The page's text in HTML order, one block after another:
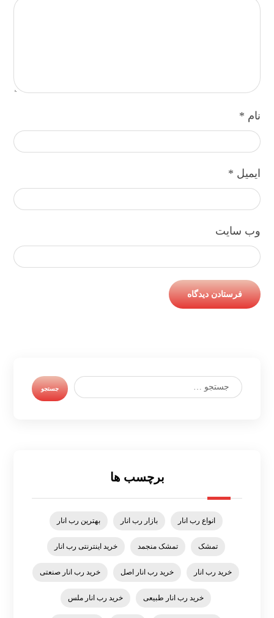
نام *
ایمیل *
وب‌ سایت
برچسب ها
انواع رب انار بازار رب انار بهترین رب انار
تمشک تمشک منجمد خرید اینترنتی رب انار
خرید رب انار خرید رب انار اصل خرید رب انار صنعتی
خرید رب انار طبیعی خرید رب انار ملس